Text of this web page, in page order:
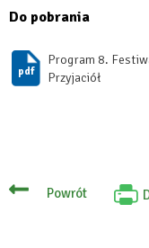
Do pobrania
Program 8.
Przyjaciół
Powrót
Will